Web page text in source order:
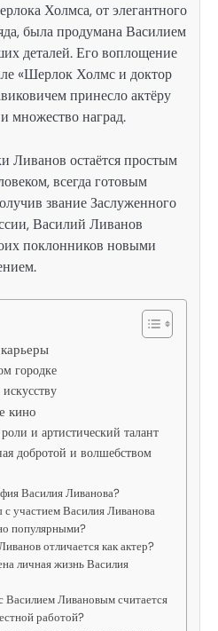
Холмса, от элегантного
была продумана Василием
деталей. Его воплощение
«Шерлок Холмс и доктор
принесло актёру
множество наград.
Ливанов остаётся простым
всегда готовым
звание Заслуженного
Василий Ливанов
поклонников новыми
городке
кино
и артистический талант
добротой и волшебством
Василия Ливанова?
участием Василия Ливанова
популярными?
отличается как актер?
личная жизнь Василия
Василием Ливановым считается
работой?